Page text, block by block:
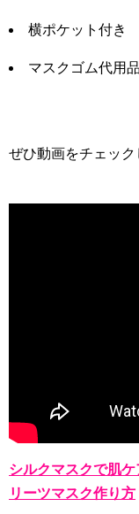
横ポケット付き
マスクゴム代用
ぜひ動画をチェッ
シルクマスクで肌
リーツマスク作り方